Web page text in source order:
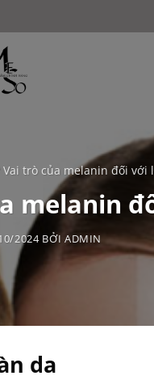
Vai trò của melanin đối với
melanin
2024 BỞI ADMIN
da